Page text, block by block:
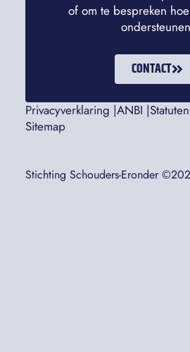
of om te bespreken
CONTACT
Privacyverklaring |ANBI |
Sitemap
Stichting Schouders-Eronder